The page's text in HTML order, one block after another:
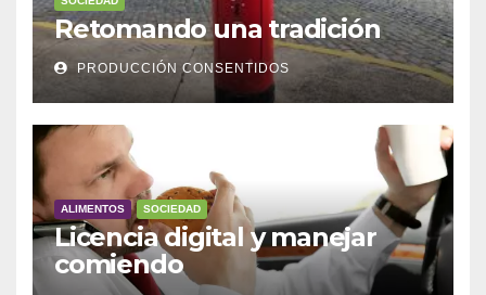
Retomando una tradición
PRODUCCIÓN CONSENTIDOS
ALIMENTOS SOCIEDAD
Licencia digital y manejar
comiendo